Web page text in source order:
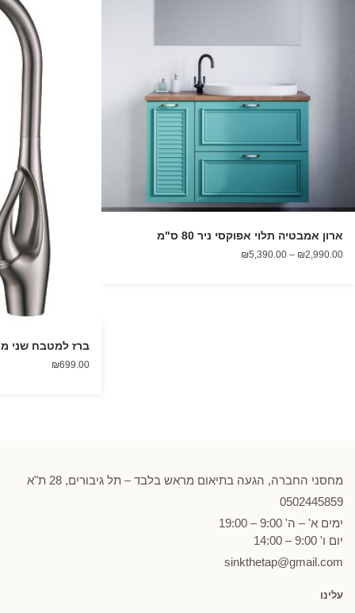
ארון אמבטיה תלוי אפוקסי ניר 80 ס"מ
₪2,990.00
–
₪5,390.00
ברז למטבח שני
₪699.00
מחסני החברה, הגעה בתיאום מראש בלבד – תל גיבורים, 28 ת"א
0502445859
ימים א' – ה' 9:00 – 19:00
יום ו' 9:00 – 14:00
sinkthetap@gmail.com
עלינו